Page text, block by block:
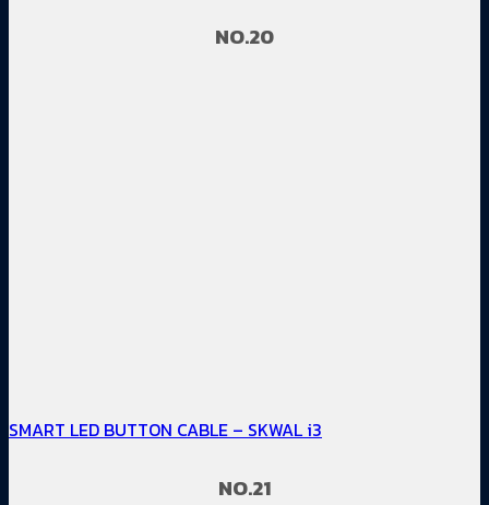
NO.20
SMART LED BUTTON CABLE – SKWAL i3
NO.21